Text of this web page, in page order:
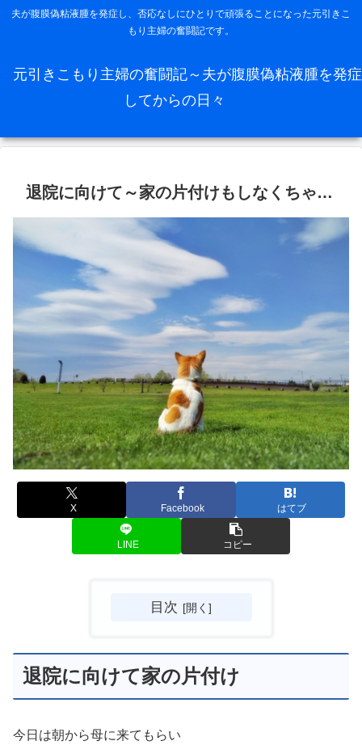
夫が腹膜偽粘液腫を発症し、否応なしにひとりで頑張ることになった元引きこ
もり主婦の奮闘記です。
元引きこもり主婦の奮闘記～夫が腹膜偽粘液腫を発症
してからの日々
退院に向けて～家の片付けもしなくちゃ…
X Facebook はてブ
LINE コピー
目次
退院に向けて家の片付け
今日は朝から母に来てもらい